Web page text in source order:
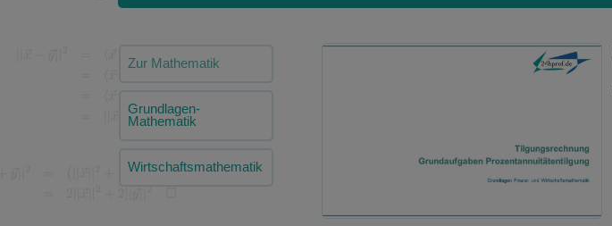
Zur Mathematik
Grundlagen-
Mathematik
Wirtschaftsmathematik